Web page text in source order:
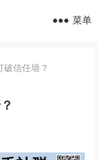
菜单
破信任墙？